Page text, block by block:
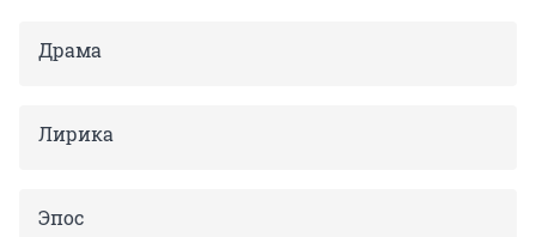
Драма
Лирика
Эпос